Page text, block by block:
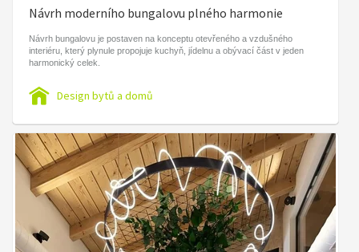
Návrh moderního bungalovu plného harmonie
Návrh bungalovu je postaven na konceptu otevřeného a vzdušného
interiéru, který plynule propojuje kuchyň, jídelnu a obývací část v jeden
harmonický celek.
Design bytů a domů